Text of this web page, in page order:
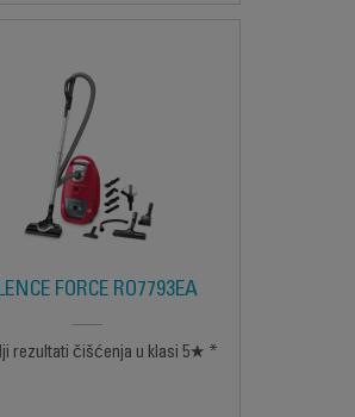
FORCE RO7793EA
rezultati čišćenja u klasi 5★ *